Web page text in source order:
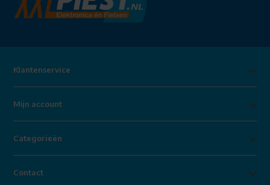
Klantenservice
Mijn account
Categorieën
Contact